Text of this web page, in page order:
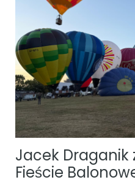
Jacek Draganik
Fieście